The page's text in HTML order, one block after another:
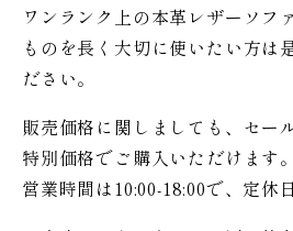
ワンランク上の本革レザーソフ
ものを長く大切に使いたい方は
ださい。
販売価格に関しましても、セー
特別価格でご購入いただけます。
営業時間は10:00-18:00で、定休